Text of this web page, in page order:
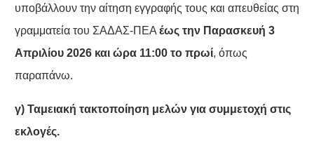
υποβάλλουν την αίτηση εγγραφής τους και απευθείας στη
γραμματεία του ΣΑΔΑΣ-ΠΕΑ έως την Παρασκευή 3
Απριλίου 2026 και ώρα 11:00 το πρωί, όπως
παραπάνω.
γ) Ταμειακή τακτοποίηση μελών για συμμετοχή στις
εκλογές.